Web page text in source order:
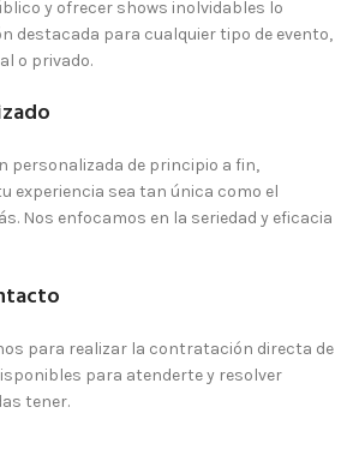
y ofrecer shows inolvidables lo
destacada para cualquier tipo de evento,
o privado.
personalizada de principio a fin,
experiencia sea tan única como el
Nos enfocamos en la seriedad y eficacia
para realizar la contratación directa de
para atenderte y resolver
tener.